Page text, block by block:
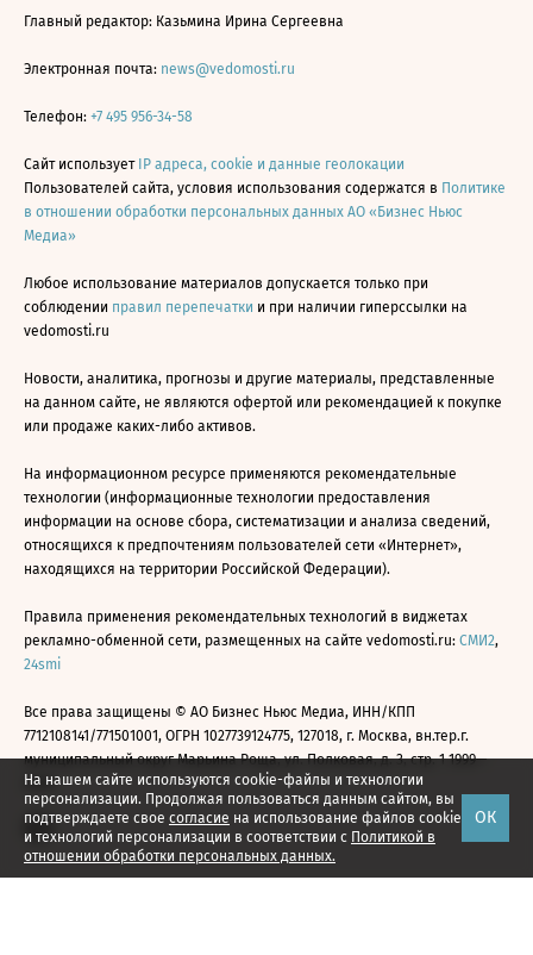
На нашем сайте используются cookie-файлы и технологии
персонализации. Продолжая пользоваться данным сайтом, вы
подтверждаете свое согласие на использование файлов cookie
и технологий персонализации в соответствии с Политикой в
отношении обработки персональных данных.
ОК
Главный редактор: Казьмина Ирина Сергеевна
Электронная почта: news@vedomosti.ru
Телефон: +7 495 956-34-58
Сайт использует IP адреса, cookie и данные геолокации
Пользователей сайта, условия использования содержатся в Политике
в отношении обработки персональных данных АО «Бизнес Ньюс
Медиа»
Любое использование материалов допускается только при
соблюдении правил перепечатки и при наличии гиперссылки на
vedomosti.ru
Новости, аналитика, прогнозы и другие материалы, представленные
на данном сайте, не являются офертой или рекомендацией к покупке
или продаже каких-либо активов.
На информационном ресурсе применяются рекомендательные
технологии (информационные технологии предоставления
информации на основе сбора, систематизации и анализа сведений,
относящихся к предпочтениям пользователей сети «Интернет»,
находящихся на территории Российской Федерации).
Правила применения рекомендательных технологий в виджетах
рекламно-обменной сети, размещенных на сайте vedomosti.ru: СМИ2,
24smi
Все права защищены © АО Бизнес Ньюс Медиа, ИНН/КПП
7712108141/771501001, ОГРН 1027739124775, 127018, г. Москва, вн.тер.г.
муниципальный округ Марьина Роща, ул. Полковая, д. 3, стр. 1 1999—
2026